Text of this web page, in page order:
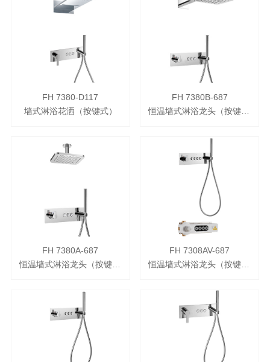
FH 7380-D117
墙式淋浴花洒（按键式）
FH 7380B-687
恒温墙式淋浴龙头（按键式）
FH 7380A-687
恒温墙式淋浴龙头（按键式）
FH 7308AV-687
恒温墙式淋浴龙头（按键式流量调节）